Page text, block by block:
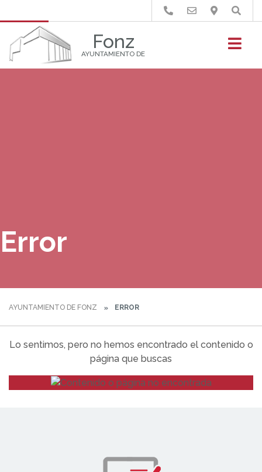
Fonz
AYUNTAMIENTO DE
Buscar
Error
AYUNTAMIENTO DE FONZ ERROR
Lo sentimos, pero no hemos encontrado el contenido o
página que buscas